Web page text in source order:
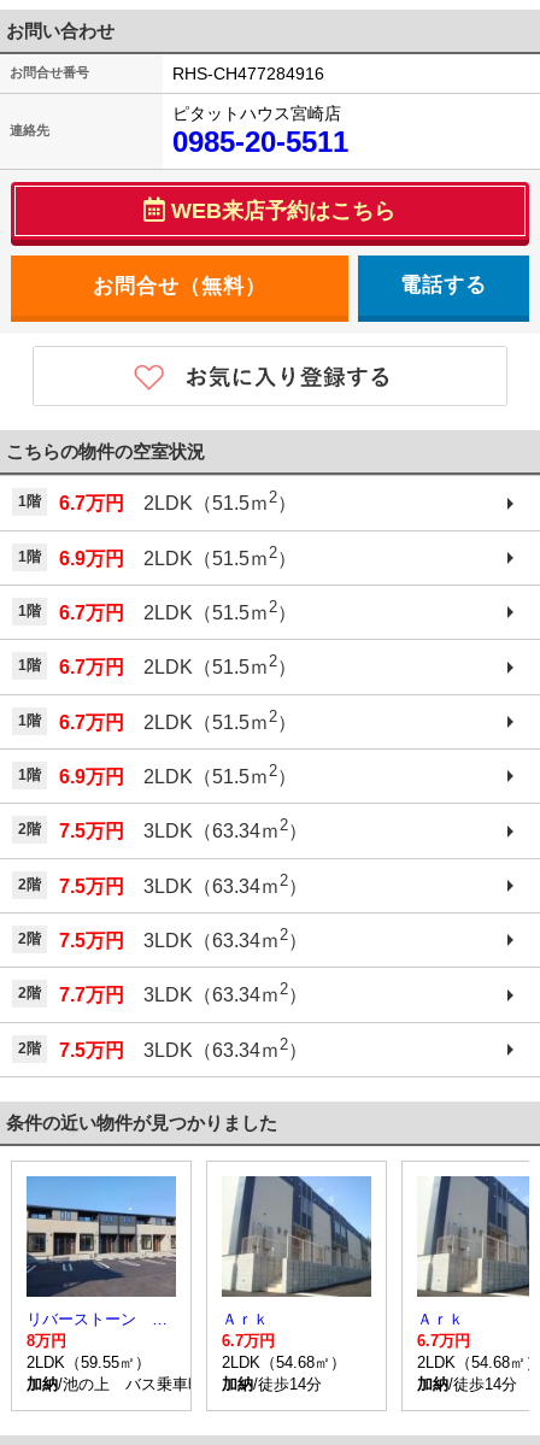
お問い合わせ
お問合せ番号 RHS-CH477284916
連絡先
ピタットハウス宮崎店
0985-20-5511
WEB来店予約はこちら
電話する
こちらの物件の空室状況
1階 6.7万円 2LDK（51.5ｍ2）
1階 6.9万円 2LDK（51.5ｍ 2）
1階 6.7万円 2LDK（51.5ｍ2）
1階 6.7万円 2LDK（51.5ｍ2）
1階 6.7万円 2LDK（51.5ｍ 2）
1階 6.9万円 2LDK（51.5ｍ2）
2階 7.5万円 3LDK（63.34ｍ2）
2階 7.5万円 3LDK（63.34ｍ 2）
2階 7.5万円 3LDK（63.34ｍ2）
2階 7.7万円 3LDK（63.34ｍ2）
2階 7.5万円 3LDK（63.34ｍ 2）
条件の近い物件が見つかりました
リバーストーン マキバ Ⅰ
8万円
2LDK（59.55㎡）
加納/池の上 バス乗車時間4分 停歩8分
Ａｒｋ
6.7万円
2LDK（54.68㎡）
加納/徒歩14分
Ａｒｋ
6.7万円
2LDK（54.68㎡）
加納/徒歩14分